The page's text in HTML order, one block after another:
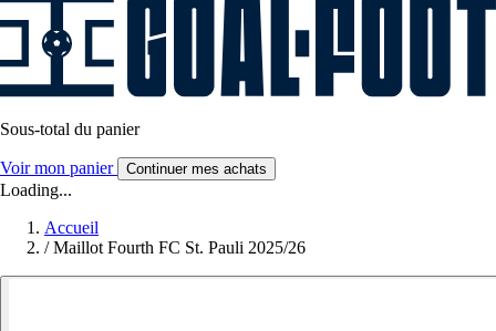
Sous-total du panier
Voir mon panier Continuer mes achats
Loading...
Accueil
/ Maillot Fourth FC St. Pauli 2025/26